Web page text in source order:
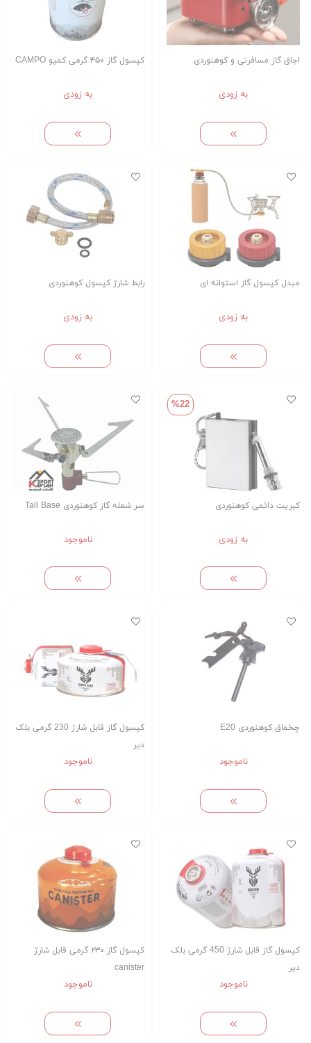
اجاق گاز مسافرتی و کوهنوردی
به زودی
کپسول گاز ۴۵۰ گرمی کمپو CAMPO
به زودی
مبدل کپسول گاز استوانه ای
به زودی
رابط شارژ کپسول کوهنوردی
به زودی
%22
کبریت دائمی کوهنوردی
به زودی
سر شعله گاز کوهنوردی Tall Base
ناموجود
چخماق کوهنوردی E20
ناموجود
کپسول گاز قابل شارژ 230 گرمی بلک
دیر
ناموجود
کپسول گاز قابل شارژ 450 گرمی بلک
دیر
ناموجود
کپسول گاز ۲۳۰ گرمی قابل شارژ
canister
ناموجود